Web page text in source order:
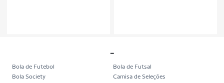
Bola de Futebol
Bola de Futsal
Bola Society
Camisa de Seleções